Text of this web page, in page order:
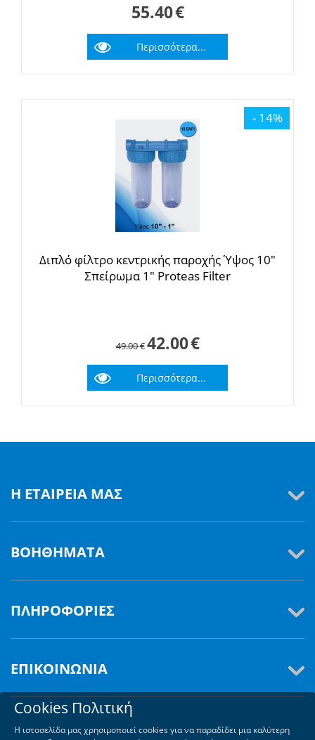
55.40€
Περισσότερα...
- 14%
Διπλό φίλτρο κεντρικής παροχής Ύψος 10"
Σπείρωμα 1" Proteas Filter
49.00€42.00€
Περισσότερα...
Η ΕΤΑΙΡΕΊΑ ΜΑΣ
ΒΟΗΘΉΜΑΤΑ
ΠΛΗΡΟΦΟΡΊΕΣ
ΕΠΙΚΟΙΝΩΝΊΑ
Cookies Πολιτική
Η ιστοσελίδα μας χρησιμοποιεί cookies για να παραδίδει μια καλύτερη